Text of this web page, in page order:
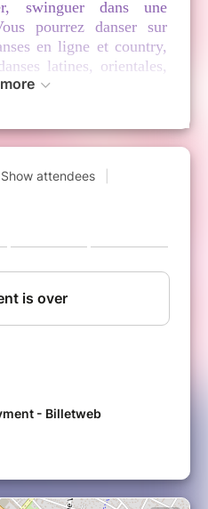
swinguer dans une
pourrez danser sur
en ligne et country,
latines, orientales,
Vous pouvez participer
que danser !